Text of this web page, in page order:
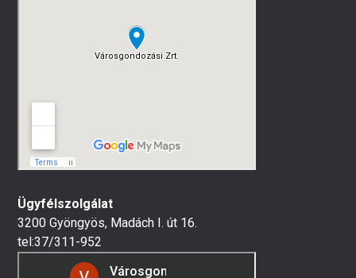
Ügyfélszolgálat
3200 Gyöngyös, Madách I. út 16.
tel:37/311-952